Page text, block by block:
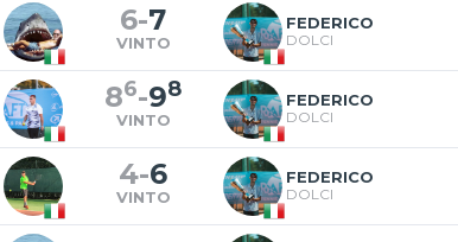
6-7
VINTO
FEDERICO
DOLCI
86-98
VINTO
FEDERICO
DOLCI
4-6
VINTO
FEDERICO
DOLCI